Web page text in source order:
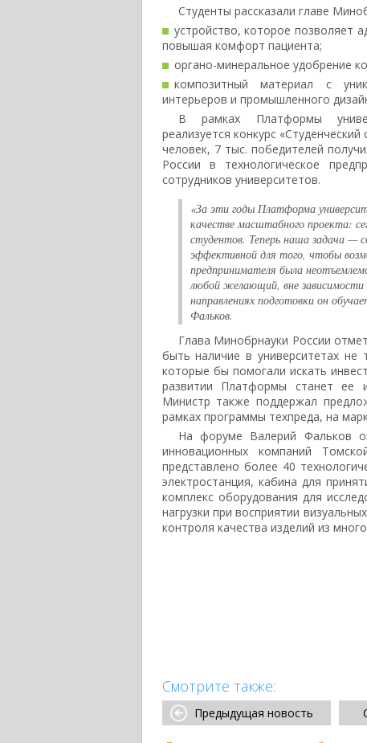
Студенты рассказали главе
устройство, которое позволяет
повышая комфорт пациента;
органо-минеральное удобрение
композитный материал с
интерьеров и промышленного
В рамках Платформы
реализуется конкурс
человек, 7 тыс. победителей
России в технологическое
сотрудников университетов.
«За эти годы Платформа
качестве масштабного проекта:
студентов. Теперь наша задача —
эффективной для того, чтобы
предпринимателя была
любой желающий, вне
направлениях подготовки он
Фальков.
Глава Минобрнауки России
быть наличие в университетах не
которые бы помогали искать
развитии Платформы станет ее
Министр также поддержал
рамках программы техпреда, на
На форуме Валерий Фальков
инновационных компаний
представлено более 40
электростанция, кабина для
комплекс оборудования для
нагрузки при восприятии
контроля качества изделий из
Смотрите также:
Предыдущая новость